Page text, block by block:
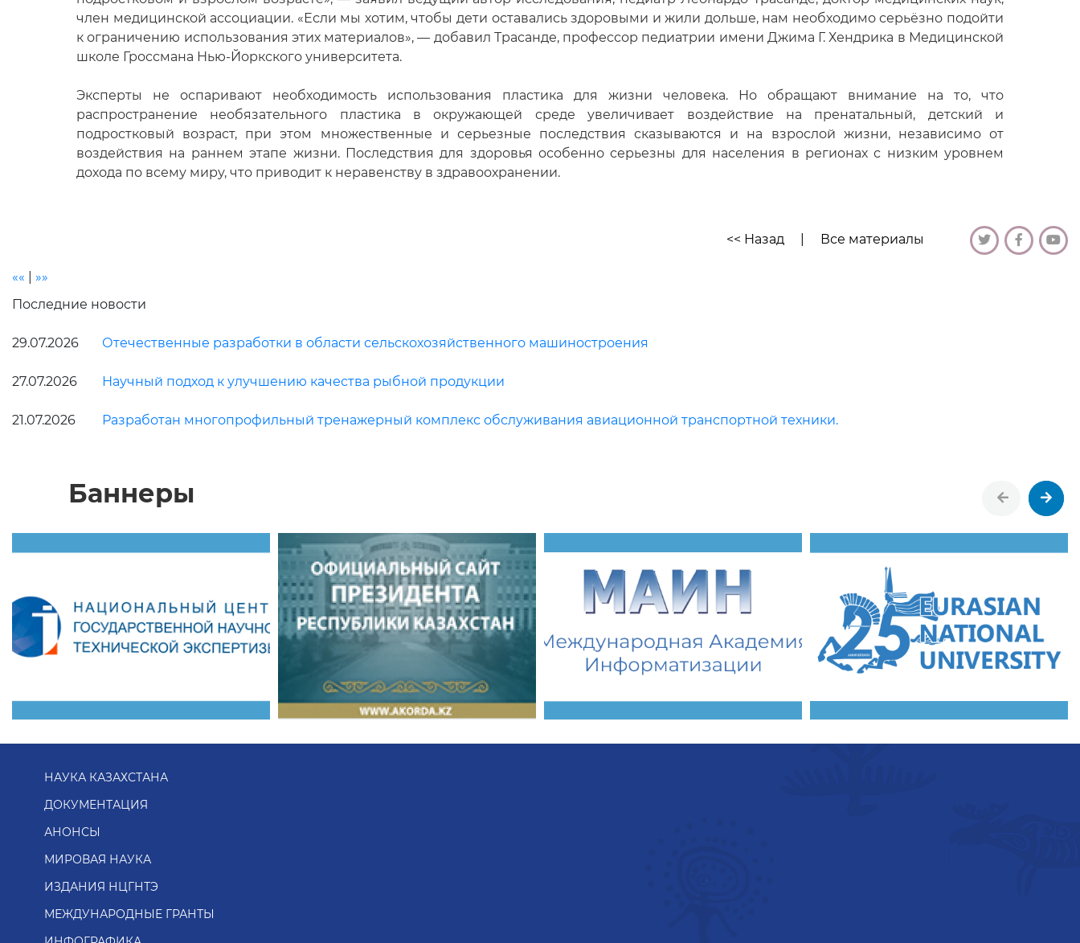
член медицинской ассоциации. «Если мы хотим, чтобы дети оставались здоровыми и жили дольше, нам необходимо серьёзно подойти
к ограничению использования этих материалов», — добавил Трасанде, профессор педиатрии имени Джима Г. Хендрика в Медицинской
школе Гроссмана Нью-Йоркского университета.
Эксперты не оспаривают необходимость использования пластика для жизни человека. Но обращают внимание на то, что
распространение необязательного пластика в окружающей среде увеличивает воздействие на пренатальный, детский и
подростковый возраст, при этом множественные и серьезные последствия сказываются и на взрослой жизни, независимо от
воздействия на раннем этапе жизни. Последствия для здоровья особенно серьезны для населения в регионах с низким уровнем
дохода по всему миру, что приводит к неравенству в здравоохранении.
<< Назад Все материалы
««
»»
Последние новости
29.07.2026 Отечественные разработки в области сельскохозяйственного машиностроения
27.07.2026 Научный подход к улучшению качества рыбной продукции
21.07.2026 Разработан многопрофильный тренажерный комплекс обслуживания авиационной транспортной техники.
Баннеры
НАУКА КАЗАХСТАНА
ДОКУМЕНТАЦИЯ
АНОНСЫ
МИРОВАЯ НАУКА
ИЗДАНИЯ НЦГНТЭ
МЕЖДУНАРОДНЫЕ ГРАНТЫ